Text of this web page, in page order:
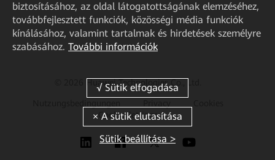
© 2026 Huawei Technologies Co., Ltd.
Cookie Settings
biztosításához, az oldal látogatottságának elemzéséhez,
továbbfejlesztett funkciók, közösségi média funkciók
kínálásához, valamint tartalmak és hirdetések személyre
szabásához. További információk
Sütik beállítása >